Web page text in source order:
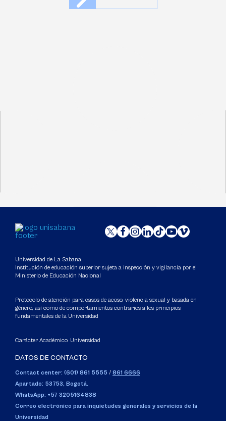
Universidad de La Sabana
Institución de educación superior sujeta a inspección y vigilancia por el
Ministerio de Educación Nacional
Protocolo de atención para casos de acoso, violencia sexual y basada en
género, así como de comportamientos contrarios a los principios
fundamentales de la Universidad
Carácter Académico: Universidad
DATOS DE CONTACTO
Contact center: (601) 861 5555 / 861 6666
Apartado: 53753, Bogotá.
WhatsApp: +57 3205164838
Correo electrónico para inquietudes generales y servicios de la
Universidad